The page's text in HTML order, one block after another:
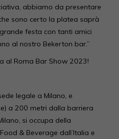
abbiamo da presentare
sono certo la platea saprà
festa con tanti amici
al nostro Bekerton bar.”
al Roma Bar Show 2023!
legale a Milano, e
a 200 metri dalla barriera
si occupa della
& Beverage dall’Italia e